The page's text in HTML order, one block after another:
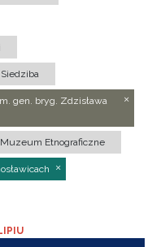
Siedziba
gen. bryg. Zdzisława
Muzeum Etnograficzne